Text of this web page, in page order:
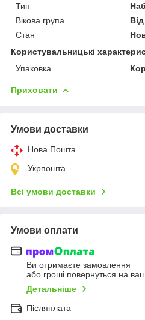
Тип
Вікова група
Стан
Користувальницькі
Упаковка
Приховати
Умови доставки
Нова Пошта
Укрпошта
Всі умови доставки
Умови оплати
Ви отримаєте замовлення
або гроші повернуться на
Детальніше
Післяплата